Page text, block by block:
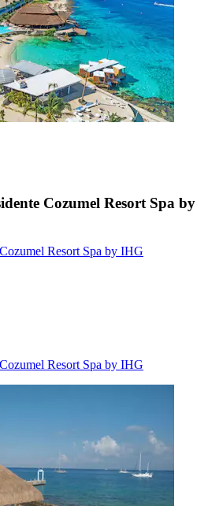
Cozumel Resort Spa by
Resort Spa by IHG
Resort Spa by IHG